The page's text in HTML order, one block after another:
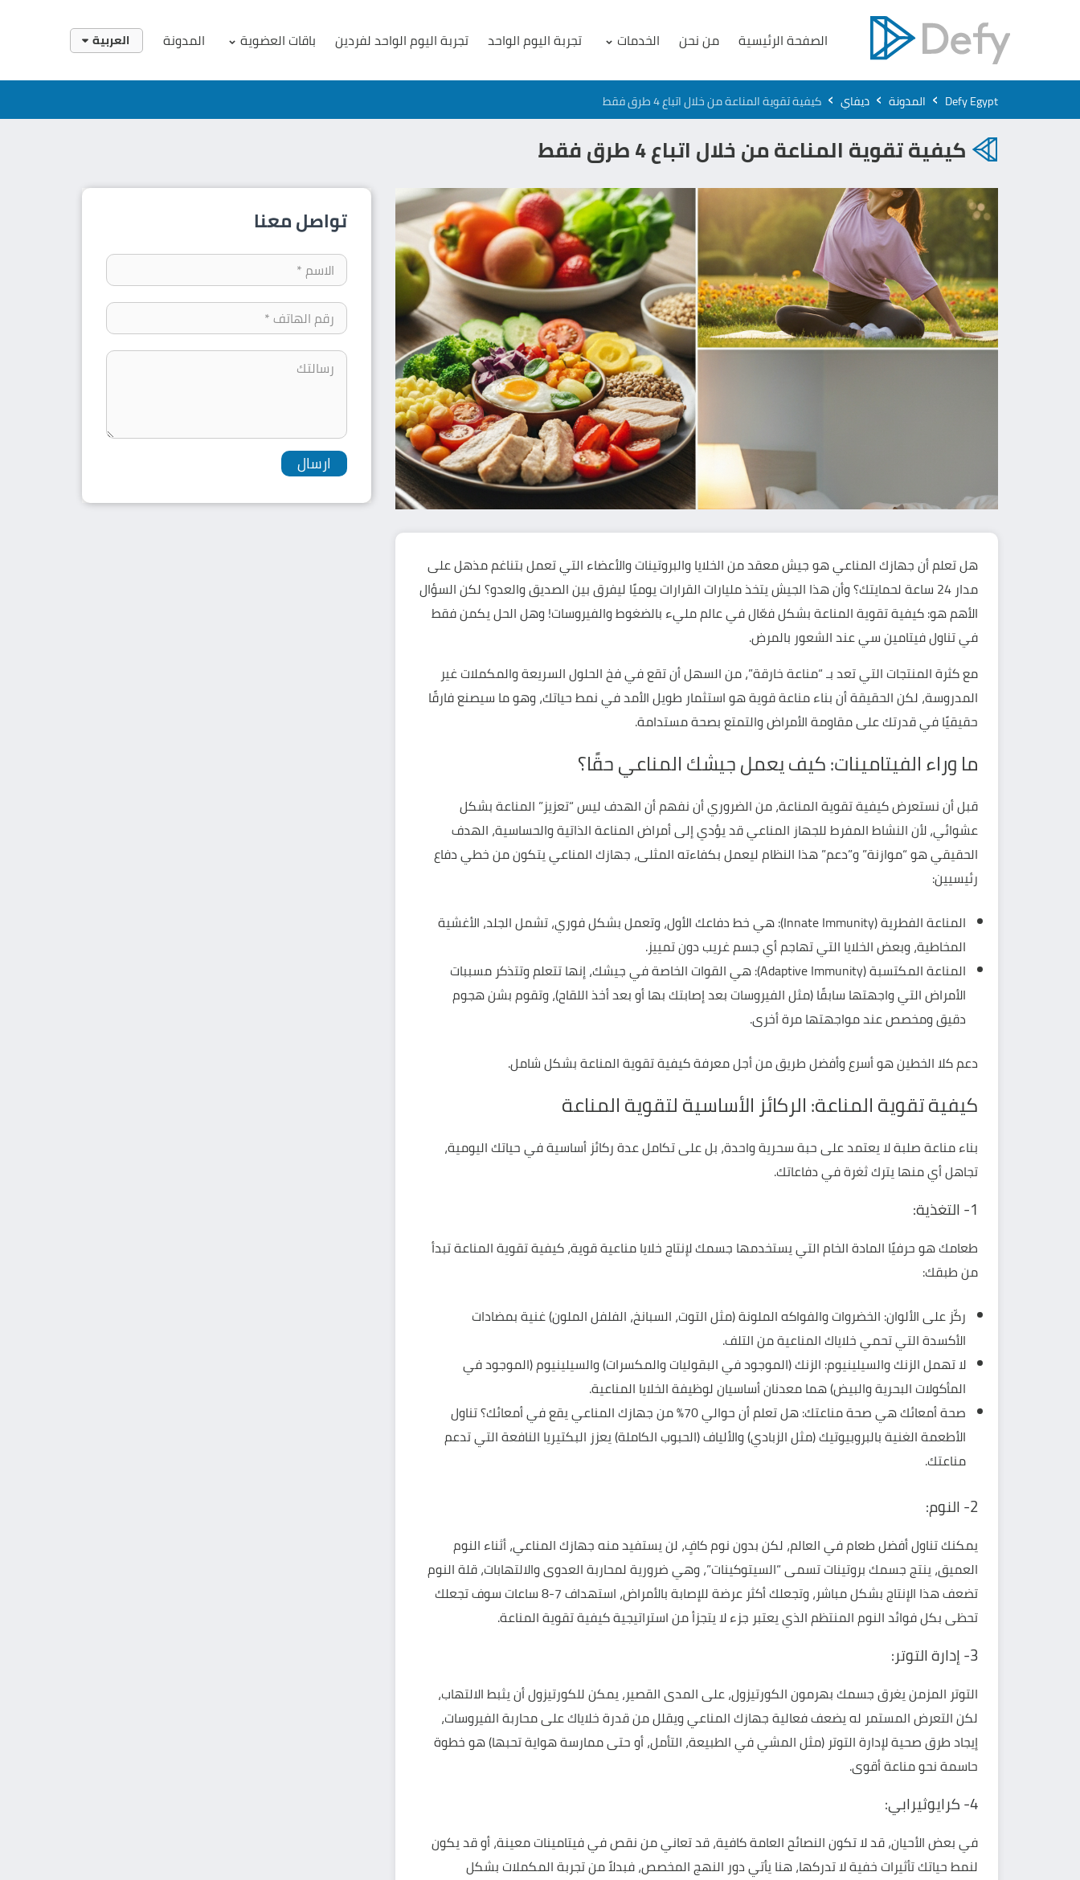
الصفحة الرئيسية من نحن الخدمات تجربة اليوم الواحد تجربة اليوم الواحد لفردين باقات العضوية المدونة العربية
Defy Egypt
› المدونة › ديفاي › كيفية تقوية المناعة​ من خلال اتباع 4 طرق فقط
كيفية تقوية المناعة​ من خلال اتباع 4 طرق فقط
هل تعلم أن جهازك المناعي هو جيش معقد من الخلايا والبروتينات والأعضاء التي تعمل بتناغم مذهل على
مدار 24 ساعة لحمايتك؟ وأن هذا الجيش يتخذ مليارات القرارات يوميًا ليفرق بين الصديق والعدو؟ لكن السؤال
الأهم هو: كيفية تقوية المناعة بشكل فعّال في عالم مليء بالضغوط والفيروسات! وهل الحل يكمن فقط
في تناول فيتامين سي عند الشعور بالمرض.
مع كثرة المنتجات التي تعد بـ “مناعة خارقة”، من السهل أن تقع في فخ الحلول السريعة والمكملات غير
المدروسة، لكن الحقيقة أن بناء مناعة قوية هو استثمار طويل الأمد في نمط حياتك، وهو ما سيصنع فارقًا
حقيقيًا في قدرتك على مقاومة الأمراض والتمتع بصحة مستدامة.
ما وراء الفيتامينات: كيف يعمل جيشك المناعي حقًا؟
قبل أن نستعرض كيفية تقوية المناعة، من الضروري أن نفهم أن الهدف ليس “تعزيز” المناعة بشكل
عشوائي، لأن النشاط المفرط للجهاز المناعي قد يؤدي إلى أمراض المناعة الذاتية والحساسية، الهدف
الحقيقي هو “موازنة” و”دعم” هذا النظام ليعمل بكفاءته المثلى، جهازك المناعي يتكون من خطي دفاع
رئيسيين:
المناعة الفطرية (Innate Immunity): هي خط دفاعك الأول، وتعمل بشكل فوري، تشمل الجلد، الأغشية
المخاطية، وبعض الخلايا التي تهاجم أي جسم غريب دون تمييز.
المناعة المكتسبة (Adaptive Immunity): هي القوات الخاصة في جيشك، إنها تتعلم وتتذكر مسببات
الأمراض التي واجهتها سابقًا (مثل الفيروسات بعد إصابتك بها أو بعد أخذ اللقاح)، وتقوم بشن هجوم
دقيق ومخصص عند مواجهتها مرة أخرى.
دعم كلا الخطين هو أسرع وأفضل طريق من أجل معرفة كيفية تقوية المناعة بشكل شامل.
كيفية تقوية المناعة: الركائز الأساسية لتقوية المناعة
بناء مناعة صلبة لا يعتمد على حبة سحرية واحدة، بل على تكامل عدة ركائز أساسية في حياتك اليومية،
تجاهل أي منها يترك ثغرة في دفاعاتك.
1- التغذية:
طعامك هو حرفيًا المادة الخام التي يستخدمها جسمك لإنتاج خلايا مناعية قوية، كيفية تقوية المناعة تبدأ
من طبقك:
ركّز على الألوان: الخضروات والفواكه الملونة (مثل التوت، السبانخ، الفلفل الملون) غنية بمضادات
الأكسدة التي تحمي خلاياك المناعية من التلف.
لا تهمل الزنك والسيلينيوم: الزنك (الموجود في البقوليات والمكسرات) والسيلينيوم (الموجود في
المأكولات البحرية والبيض) هما معدنان أساسيان لوظيفة الخلايا المناعية.
صحة أمعائك هي صحة مناعتك: هل تعلم أن حوالي 70% من جهازك المناعي يقع في أمعائك؟ تناول
الأطعمة الغنية بالبروبيوتيك (مثل الزبادي) والألياف (الحبوب الكاملة) يعزز البكتيريا النافعة التي تدعم
مناعتك.
2- النوم:
يمكنك تناول أفضل طعام في العالم، لكن بدون نوم كافٍ، لن يستفيد منه جهازك المناعي، أثناء النوم
العميق، ينتج جسمك بروتينات تسمى “السيتوكينات”، وهي ضرورية لمحاربة العدوى والالتهابات، قلة النوم
تضعف هذا الإنتاج بشكل مباشر، وتجعلك أكثر عرضة للإصابة بالأمراض، استهداف 7-8 ساعات سوف تجعلك
تحظى بكلفوائد النوم المنتظمالذي يعتبر جزء لا يتجزأ من استراتيجية كيفية تقوية المناعة.
3- إدارة التوتر:
التوتر المزمن يغرق جسمك بهرمون الكورتيزول، على المدى القصير، يمكن للكورتيزول أن يثبط الالتهاب،
لكن التعرض المستمر له يضعف فعالية جهازك المناعي ويقلل من قدرة خلاياك على محاربة الفيروسات،
إيجاد طرق صحية لإدارة التوتر (مثل المشي في الطبيعة، التأمل، أو حتى ممارسة هواية تحبها) هو خطوة
حاسمة نحو مناعة أقوى.
4- كرايوثيرابي:
في بعض الأحيان، قد لا تكون النصائح العامة كافية، قد تعاني من نقص في فيتامينات معينة، أو قد يكون
لنمط حياتك تأثيرات خفية لا تدركها، هنا يأتي دور النهج المخصص، فبدلاً من تجربة المكملات بشكل
تواصل معنا